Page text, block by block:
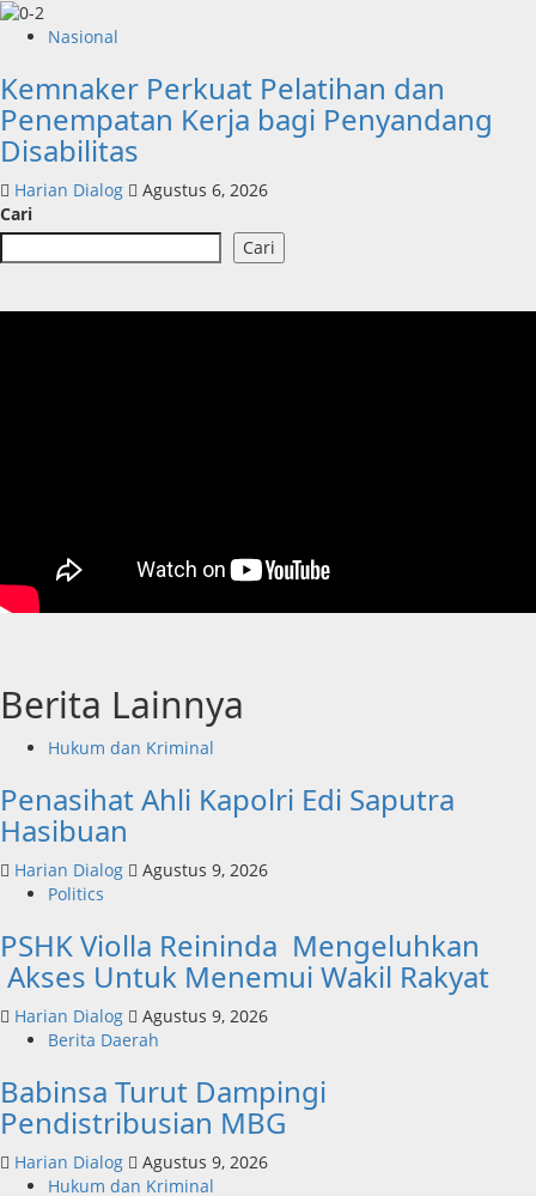
Nasional
Kemnaker Perkuat Pelatihan dan
Penempatan Kerja bagi Penyandang
Disabilitas
Harian Dialog
Agustus 6, 2026
Cari
Cari
Berita Lainnya
Hukum dan Kriminal
Penasihat Ahli Kapolri Edi Saputra
Hasibuan
Harian Dialog
Agustus 9, 2026
Politics
PSHK Violla Reininda Mengeluhkan
Akses Untuk Menemui Wakil Rakyat
Harian Dialog
Agustus 9, 2026
Berita Daerah
Babinsa Turut Dampingi
Pendistribusian MBG
Harian Dialog
Agustus 9, 2026
Hukum dan Kriminal